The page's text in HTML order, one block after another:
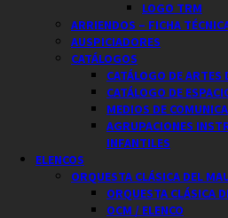
LOGO TRM
ARRIENDOS – FICHA
AUSPICIADORES
CATÁLOGOS
CATÁLOGO DE ARTES
CATÁLOGO DE
MEDIOS DE
AGRUPACIONES
INFANTILES
ELENCOS
ORQUESTA CLÁSICA DEL
ORQUESTA CLÁSICA
OCM / ELENCO